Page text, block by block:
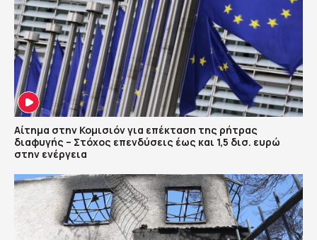
Αίτημα στην Κομισιόν για επέκταση της ρήτρας
διαφυγής – Στόχος επενδύσεις έως και 1,5 δισ. ευρώ
στην ενέργεια